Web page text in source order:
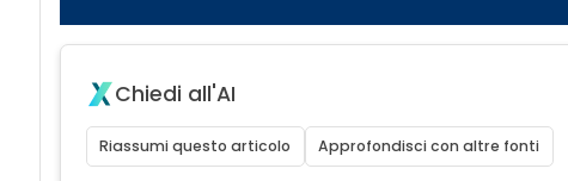
Chiedi all'AI
Riassumi questo articolo Approfondisci con altre fonti